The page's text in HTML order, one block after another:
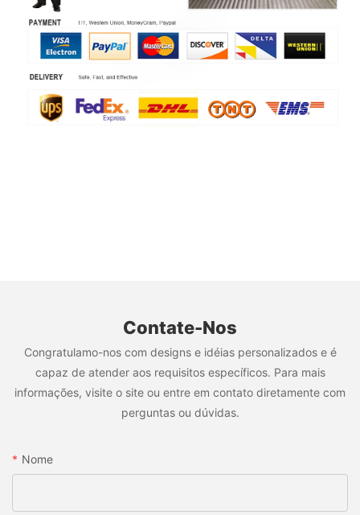
Contate-Nos
Congratulamo-nos com designs e idéias personalizados e é
capaz de atender aos requisitos específicos. Para mais
informações, visite o site ou entre em contato diretamente com
perguntas ou dúvidas.
Nome